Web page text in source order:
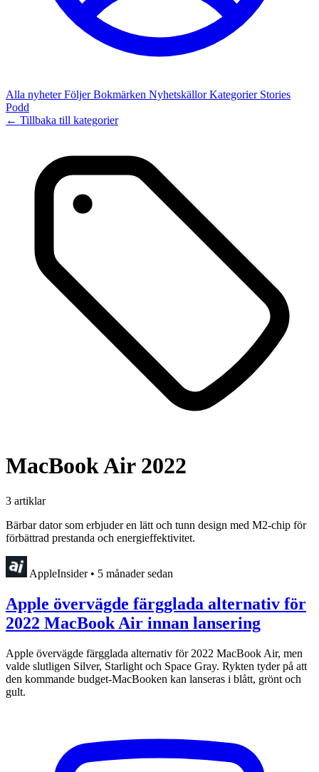
Alla nyheterFöljerBokmärken NyhetskällorKategorier Stories
Podd
← Tillbaka till kategorier
MacBook Air 2022
3 artiklar
Bärbar dator som erbjuder en lätt och tunn design med M2-chip för
förbättrad prestanda och energieffektivitet.
AppleInsider • 5 månader sedan
Apple övervägde färgglada alternativ för
2022 MacBook Air innan lansering
Apple övervägde färgglada alternativ för 2022 MacBook Air, men
valde slutligen Silver, Starlight och Space Gray. Rykten tyder på att
den kommande budget-MacBooken kan lanseras i blått, grönt och
gult.